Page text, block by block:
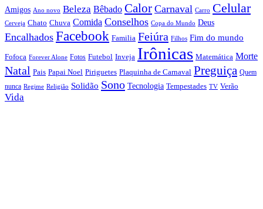
Amigos Ano novo Beleza Bêbado Calor Carnaval Carro Celular
Cerveja Chato Chuva Comida Conselhos Copa do Mundo Deus
Encalhados Facebook Familia Feiúra Filhos Fim do mundo
Fofoca Forever Alone Fotos Futebol Inveja Irônicas Matemática Morte
Natal Pais Papai Noel Piriguetes Plaquinha de Carnaval Preguiça Quem
nunca Regime Religião Solidão Sono Tecnologia Tempestades TV Verão
Vida